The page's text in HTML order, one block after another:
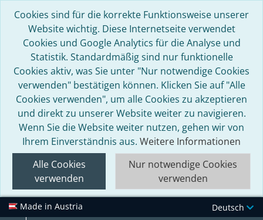
Cookies sind für die korrekte Funktionsweise unserer
Website wichtig. Diese Internetseite verwendet
Cookies und Google Analytics für die Analyse und
Statistik. Standardmäßig sind nur funktionelle
Cookies aktiv, was Sie unter "Nur notwendige Cookies
verwenden" bestätigen können. Klicken Sie auf "Alle
Cookies verwenden", um alle Cookies zu akzeptieren
und direkt zu unserer Website weiter zu navigieren.
Wenn Sie die Website weiter nutzen, gehen wir von
Ihrem Einverständnis aus. Weitere Informationen
Alle Cookies
verwenden
Nur notwendige Cookies
verwenden
Made in Austria Deutsch